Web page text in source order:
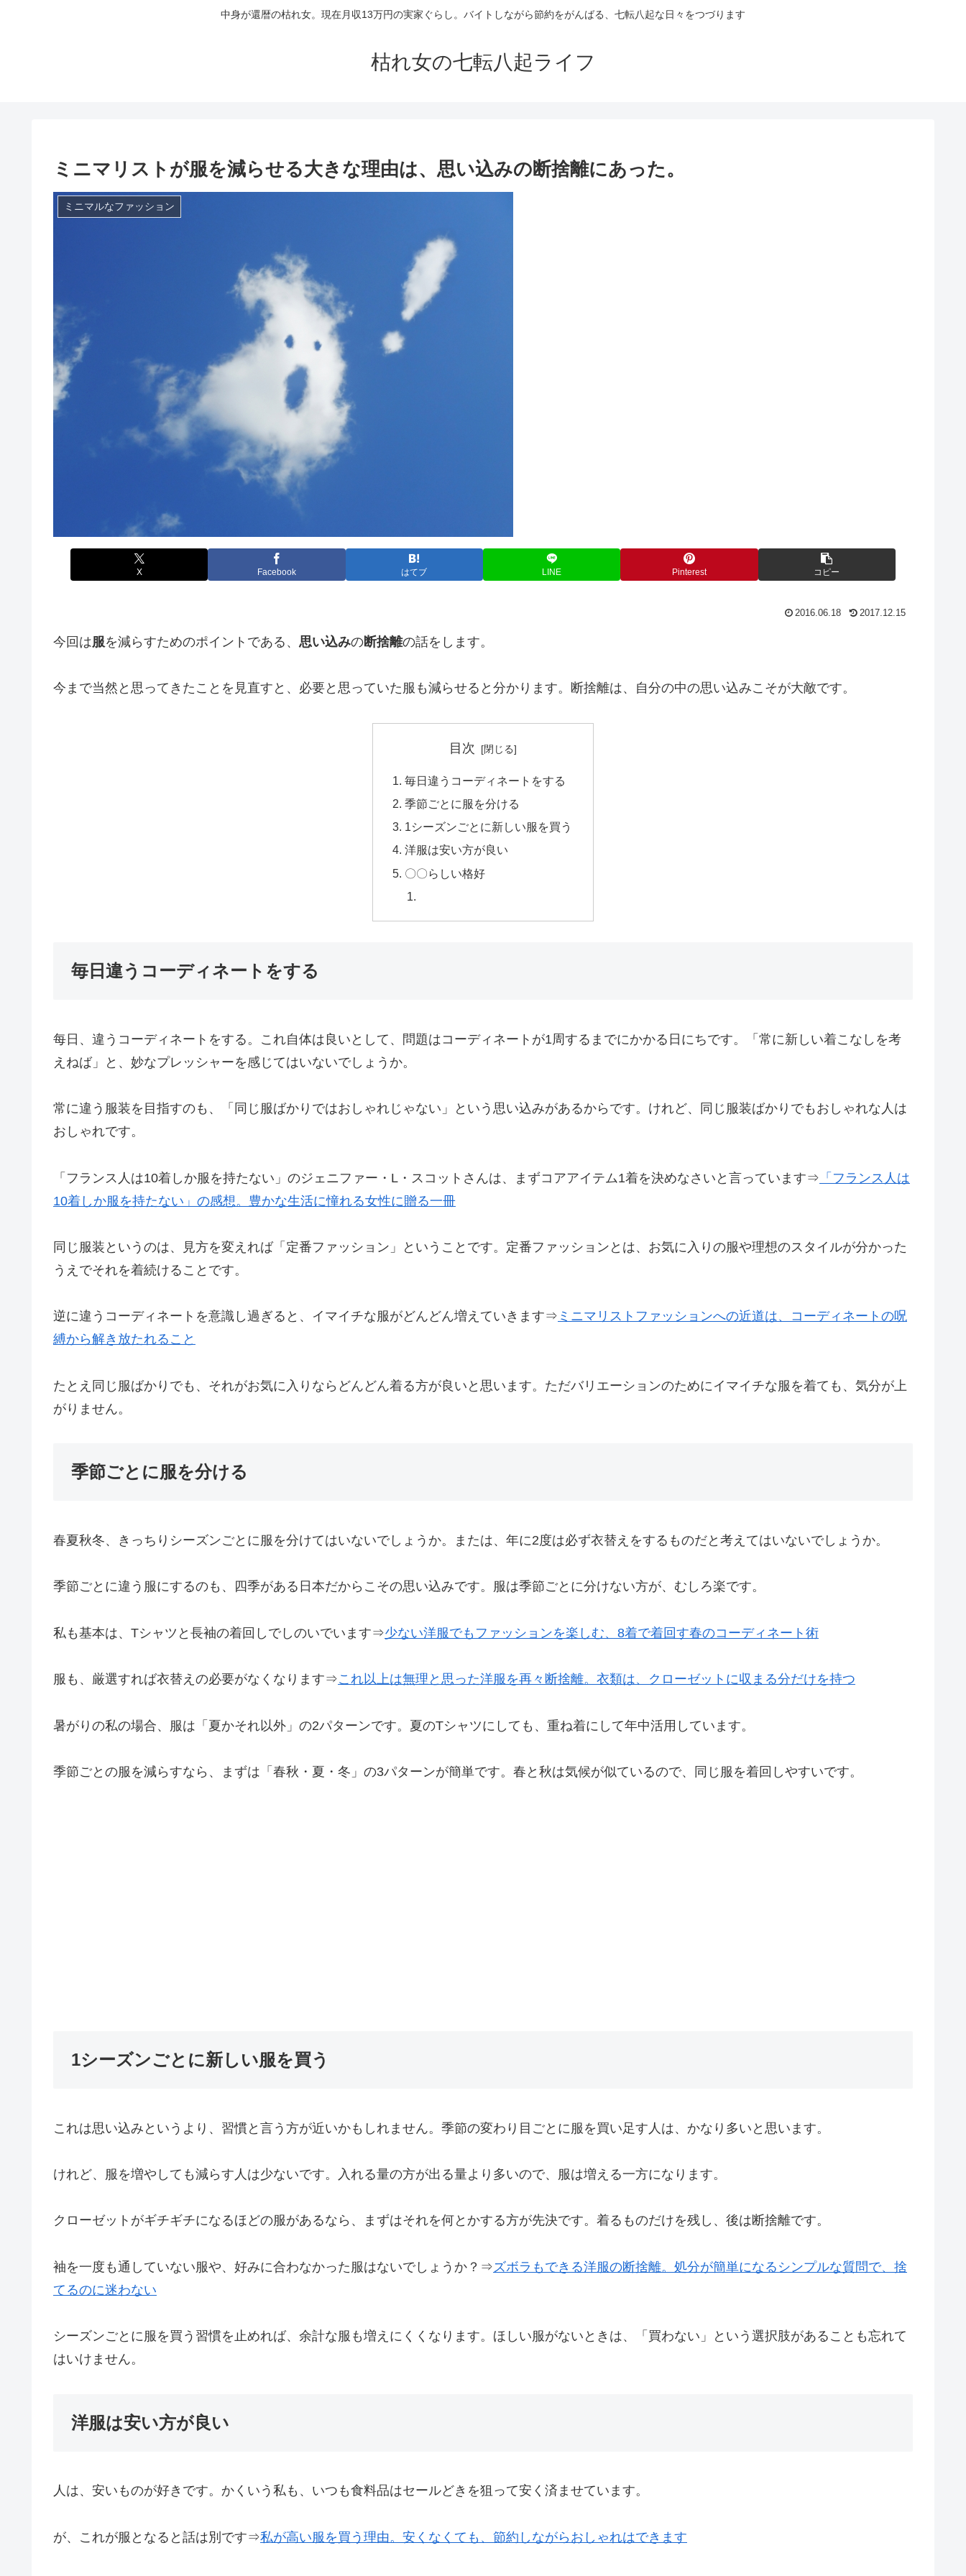
中身が還暦の枯れ女。現在月収13万円の実家ぐらし。バイトしながら節約をがんばる、七転八起な日々をつづります
枯れ女の七転八起ライフ
ミニマリストが服を減らせる大きな理由は、思い込みの断捨離にあった。
ミニマルなファッション
X Facebook はてブ LINE Pinterest コピー
2016.06.18 2017.12.15
今回は服を減らすためのポイントである、 思い込みの断捨離の話をします。
今まで当然と思ってきたことを見直すと、必要と思っていた服も減らせると分かります。断捨離は、自分の中の思い込みこそが大敵です。
目次
毎日違うコーディネートをする
季節ごとに服を分ける
1シーズンごとに新しい服を買う
洋服は安い方が良い
〇〇らしい格好
毎日違うコーディネートをする
每日、違うコーディネートをする。これ自体は良いとして、問題はコーディネートが1周するまでにかかる日にちです。「常に新しい着こなしを考
えねば」と、妙なプレッシャーを感じてはいないでしょうか。
常に違う服装を目指すのも、「同じ服ばかりではおしゃれじゃない」という思い込みがあるからです。けれど、同じ服装ばかりでもおしゃれな人は
おしゃれです。
「フランス人は10着しか服を持たない」のジェニファー・L・スコットさんは、まずコアアイテム1着を決めなさいと言っています⇒ 「フランス人は
10着しか服を持たない」の感想。豊かな生活に憧れる女性に贈る一冊
同じ服装というのは、見方を変えれば「定番ファッション」ということです。定番ファッションとは、お気に入りの服や理想のスタイルが分かった
うえでそれを着続けることです。
逆に違うコーディネートを意識し過ぎると、イマイチな服がどんどん増えていきます⇒ ミニマリストファッションへの近道は、コーディネートの呪
縛から解き放たれること
たとえ同じ服ばかりでも、それがお気に入りならどんどん着る方が良いと思います。ただバリエーションのためにイマイチな服を着ても、気分が上
がりません。
季節ごとに服を分ける
春夏秋冬、きっちりシーズンごとに服を分けてはいないでしょうか。または、年に2度は必ず衣替えをするものだと考えてはいないでしょうか。
季節ごとに違う服にするのも、四季がある日本だからこその思い込みです。服は季節ごとに分けない方が、むしろ楽です。
私も基本は、Tシャツと長袖の着回しでしのいでいます⇒少ない洋服でもファッションを楽しむ、8着で着回す春のコーディネート術
服も、厳選すれば衣替えの必要がなくなります⇒これ以上は無理と思った洋服を再々断捨離。衣類は、クローゼットに収まる分だけを持つ
暑がりの私の場合、服は「夏かそれ以外」の2パターンです。夏のTシャツにしても、重ね着にして年中活用しています。
季節ごとの服を減らすなら、まずは「春秋・夏・冬」の3パターンが簡単です。春と秋は気候が似ているので、同じ服を着回しやすいです。
1シーズンごとに新しい服を買う
これは思い込みというより、習慣と言う方が近いかもしれません。季節の変わり目ごとに服を買い足す人は、かなり多いと思います。
けれど、服を増やしても減らす人は少ないです。入れる量の方が出る量より多いので、服は増える一方になります。
クローゼットがギチギチになるほどの服があるなら、まずはそれを何とかする方が先決です。着るものだけを残し、後は断捨離です。
袖を一度も通していない服や、好みに合わなかった服はないでしょうか？⇒ ズボラもできる洋服の断捨離。処分が簡単になるシンプルな質問で、捨
てるのに迷わない
シーズンごとに服を買う習慣を止めれば、余計な服も増えにくくなります。ほしい服がないときは、「買わない」という選択肢があることも忘れて
はいけません。
洋服は安い方が良い
人は、安いものが好きです。かくいう私も、いつも食料品はセールどきを狙って安く済ませています。
が、これが服となると話は別です⇒私が高い服を買う理由。安くなくても、節約しながらおしゃれはできます